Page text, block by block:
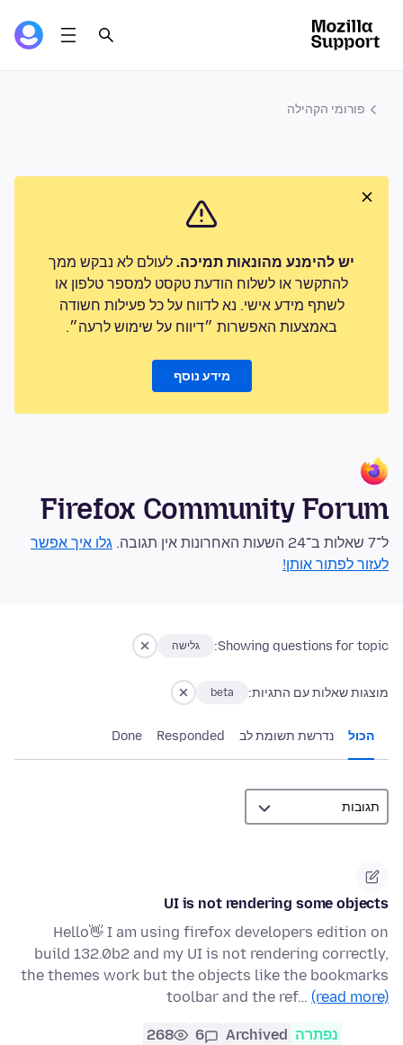
פורומי הקהילה
יש להימנע מהונאות תמיכה. לעולם לא נבקש ממך
להתקשר או לשלוח הודעת טקסט למספר טלפון או
לשתף מידע אישי. נא לדווח על כל פעילות חשודה
באמצעות האפשרות ״דיווח על שימוש לרעה״.
מידע נוסף
Firefox Community Forum
ל־7 שאלות ב־24 השעות האחרונות אין תגובה.
גלו איך אפשר
לעזור לפתור אותן!
Showing questions for topic: גלישה
מוצגות שאלות עם התגיות: beta
הכול נדרשת תשומת לב Responded
Done
UI is not rendering some objects
Hello👋 I am using firefox developers edition on
build 132.0b2 and my UI is not rendering correctly,
the themes work but the objects like the bookmarks
toolbar and the ref… (read more)
נפתרה Archived
6
268